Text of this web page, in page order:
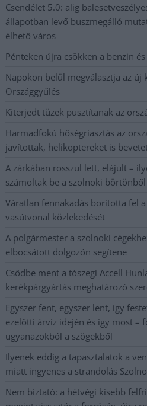
Csendélet 5.0: alig
állapotban levő buszmegálló
élhető város
Pénteken újra csökken a benzin
Napokon belül megválasztja az új
Országgyűlés
Kiterjedt tüzek pusztítanak az
Harmadfokú hőségriasztás az
javítottak, helikoptereket is
A zárkában rosszul lett, elájult –
számoltak be a szolnoki börtönből
Váratlan fennakadás borította fel
vasútvonal közlekedését
A polgármester a szolnoki
elbocsátott dolgozón segítene
Csődbe ment a tószegi Accell
kerékpárgyártás meghatározó
Egyszer fent, egyszer lent, így
ezelőtti árvíz idején és így most –
ugyanazokból a szögekből
Ilyenek eddig a tapasztalatok a
miatt ingyenes a strandolás
Nem biztató: a hétvégi kisebb